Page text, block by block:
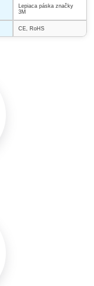
Lepiaca páska značky
3M
CE, RoHS